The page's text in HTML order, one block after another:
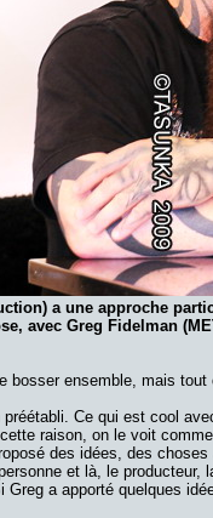
a une approche
avec Greg Fidelman
bosser ensemble, mais
préétabli. Ce qui est cool
raison, on le voit
des idées, des
et là, le
Greg a apporté quelques